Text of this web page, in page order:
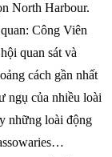
North Harbour.
Công Viên
quan sát và
cách gần nhất
ngụ của nhiều loài
những loài động